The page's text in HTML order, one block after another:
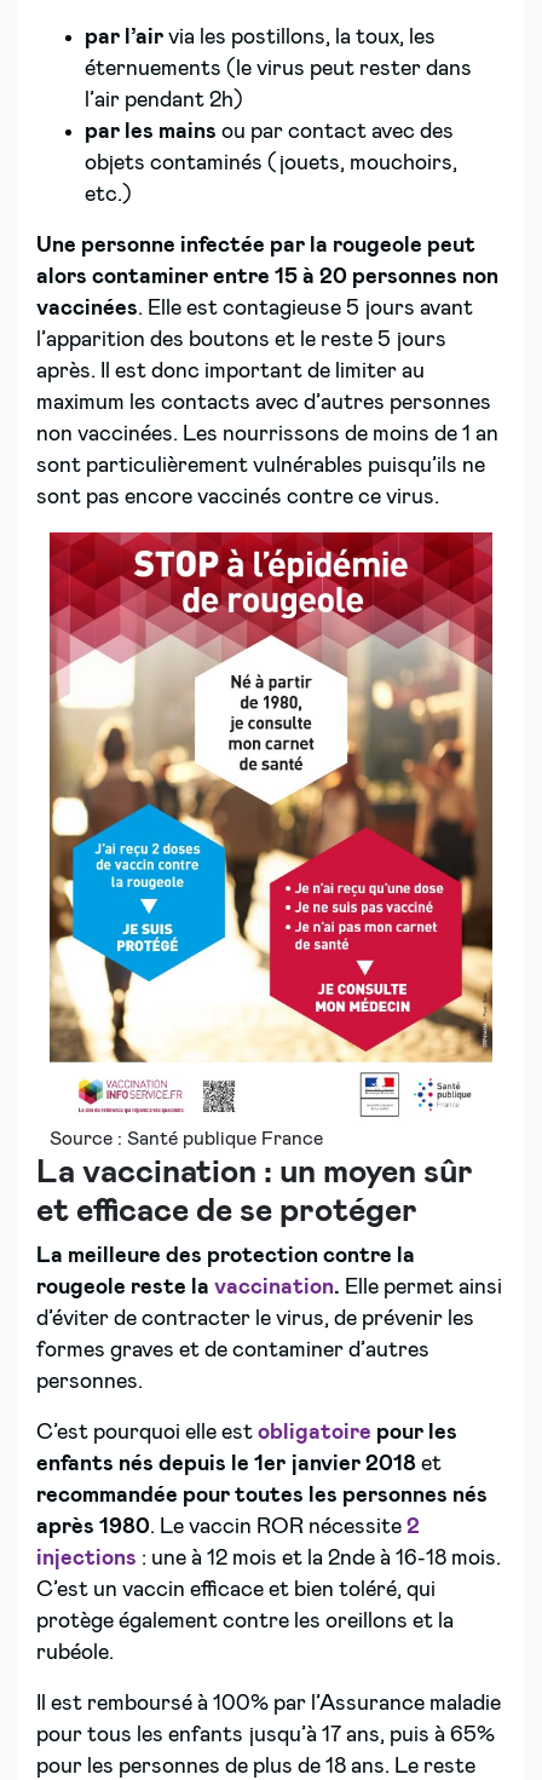
par l’air via les postillons, la toux, les
éternuements (le virus peut rester dans
l’air pendant 2h)
par les mains ou par contact avec des
objets contaminés (jouets, mouchoirs,
etc.)
Une personne infectée par la rougeole peut
alors contaminer entre 15 à 20 personnes non
vaccinées. Elle est contagieuse 5 jours avant
l’apparition des boutons et le reste 5 jours
après. Il est donc important de limiter au
maximum les contacts avec d’autres personnes
non vaccinées. Les nourrissons de moins de 1 an
sont particulièrement vulnérables puisqu’ils ne
sont pas encore vaccinés contre ce virus.
Source : Santé publique France
La vaccination : un moyen sûr
et efficace de se protéger
La meilleure des protection contre la
rougeole reste la vaccination. Elle permet ainsi
d’éviter de contracter le virus, de prévenir les
formes graves et de contaminer d’autres
personnes.
C’est pourquoi elle est obligatoire pour les
enfants nés depuis le 1er janvier 2018 et
recommandée pour toutes les personnes nés
après 1980. Le vaccin ROR nécessite 2
injections : une à 12 mois et la 2nde à 16-18 mois.
C’est un vaccin efficace et bien toléré, qui
protège également contre les oreillons et la
rubéole.
Il est remboursé à 100% par l’Assurance maladie
pour tous les enfants jusqu’à 17 ans, puis à 65%
pour les personnes de plus de 18 ans. Le reste